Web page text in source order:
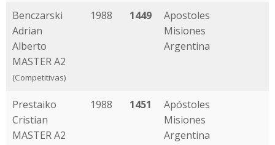
Benczarski
Adrian
Alberto
MASTER A2
(Competitivas)
1988 1449
Apostoles
Misiones
Argentina
Prestaiko
Cristian
MASTER A2
1988 1451
Apóstoles
Misiones
Argentina